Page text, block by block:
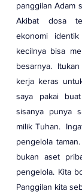
panggilan Adam
Akibat dosa
ekonomi
kecilnya bisa
besarnya.
kerja keras
saya pakai
sisanya punya
milik Tuhan.
pengelola
bukan aset
pengelola. Kita
Panggilan kita